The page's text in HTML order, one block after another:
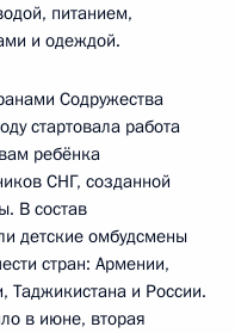
питанием,
и одеждой.
Содружества
стартовала работа
ребёнка
СНГ, созданной
В состав
детские омбудсмены
стран: Армении,
Таджикистана и России.
в июне, вторая